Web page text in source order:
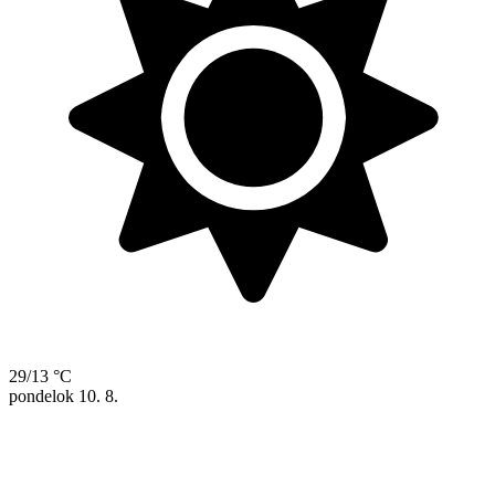
29/13 °C
pondelok 10. 8.